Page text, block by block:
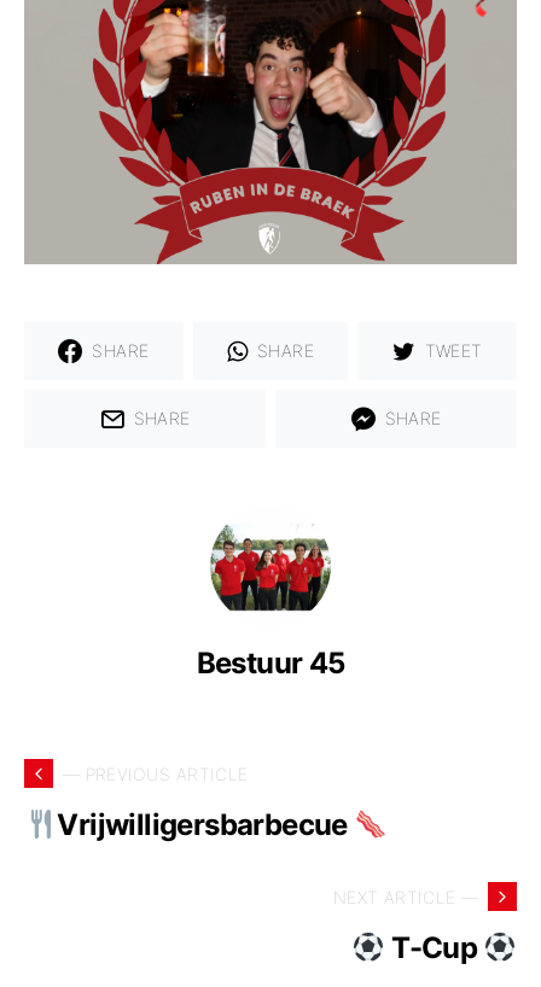
SHARE SHARE TWEET
SHARE SHARE
Bestuur 45
— PREVIOUS ARTICLE
Vrijwilligersbarbecue
NEXT ARTICLE —
T-Cup